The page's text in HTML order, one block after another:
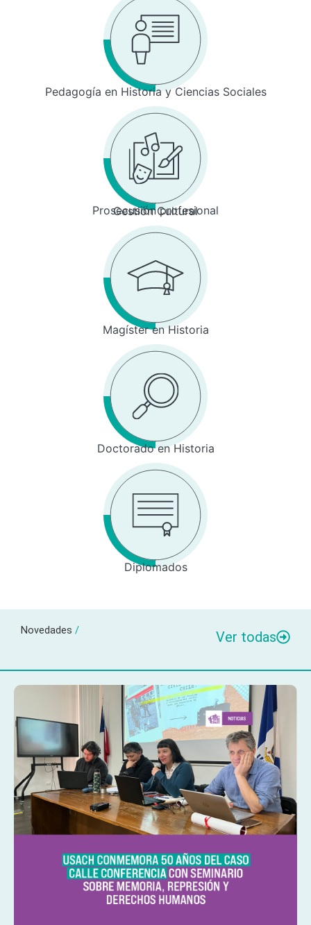
Pedagogía en Historia y Ciencias Sociales
Prosecusión profesional
Gestión Cultural
Magíster en Historia
Doctorado en Historia
Diplomados
Novedades / Ver todas